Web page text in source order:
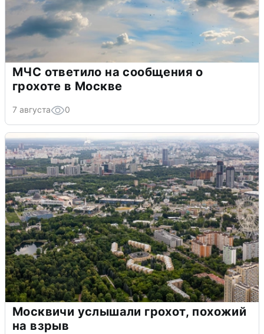
МЧС ответило на сообщения о
грохоте в Москве
7 августа 0
Москвичи услышали грохот, похожий
на взрыв